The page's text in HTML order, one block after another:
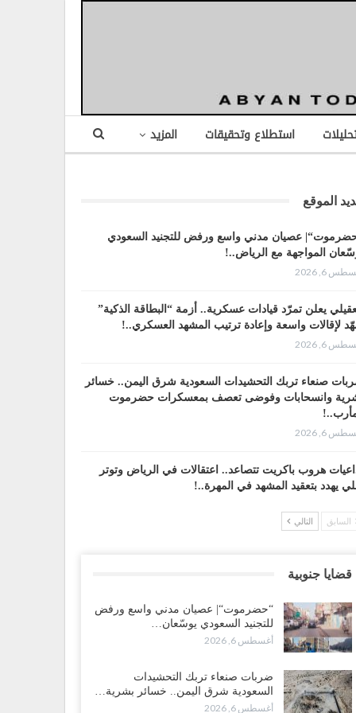
استطلاع وتحقيقات المزيد
الموقع
عصيان مدني واسع ورفض للتجنيد السعودي
المواجهة مع الرياض..!
6, 2026
يعلن تمرّد قيادات عسكرية.. أزمة “البطاقة الذكية”
لإقالات واسعة وإعادة ترتيب المشهد العسكري..!
6, 2026
صنعاء تربك التحشيدات السعودية شرق اليمن.. خسائر
وانسحابات وفوضى تعصف بمعسكرات حضرموت
6, 2026
هروب باكريت تتصاعد.. اعتقالات في الرياض وتوتر
يهدد بتعقيد المشهد في المهرة..!
6, 2026
الانتقالي يرفع التصعيد بالعصيان المدني.. ورسالة
للسعودية بشأن النفط..!
6, 2026
عرب جورنال: استقالة مدير مكتب العليمي.. هل
سلطة الرئاسي مرحلة التفكك المؤسسي..!
السابق التالي
قضايا جنوبية
“حضرموت“| عصيان مدني واسع ورفض
للتجنيد السعودي يوسّعان…
أغسطس 6, 2026
ضربات صنعاء تربك التحشيدات
السعودية شرق اليمن.. خسائر بشرية…
أغسطس 6, 2026